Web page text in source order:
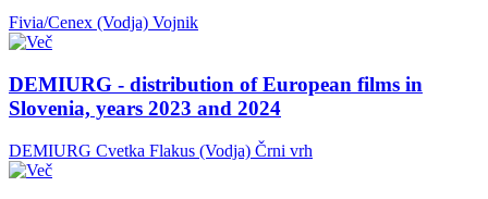
Fivia/Cenex (Vodja) Vojnik
DEMIURG - distribution of European films in
Slovenia, years 2023 and 2024
DEMIURG Cvetka Flakus (Vodja) Črni vrh